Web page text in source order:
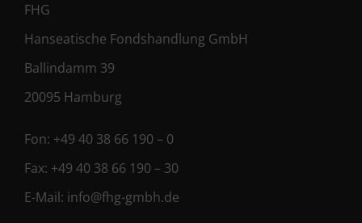
FHG
Hanseatische Fondshandlung GmbH
Ballindamm 39
20095 Hamburg
Fon: +49 40 38 66 190 – 0
Fax: +49 40 38 66 190 – 30
E-Mail: info@fhg-gmbh.de